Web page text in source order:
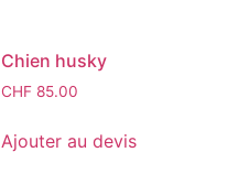
Chien husky
CHF85.00
Ajouter au devis